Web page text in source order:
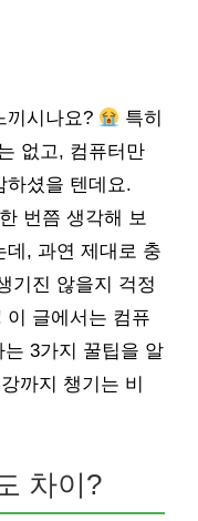
끼시나요?
특히
없고, 컴퓨터만
하셨을 텐데요.
번쯤 생각해 보
데, 과연 제대로 충
기진 않을지 걱정
이 글에서는 컴퓨
는 3가지 꿀팁을 알
까지 챙기는 비
차이?